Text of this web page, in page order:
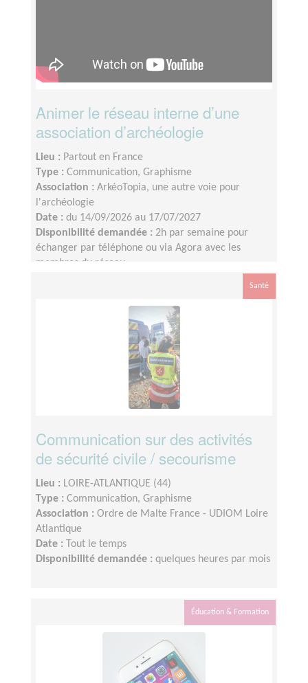
Animer le réseau interne d’une
association d’archéologie
Lieu : Partout en France
Type : Communication, Graphisme
Association : ArkéoTopia, une autre voie pour
l'archéologie
Date : du 14/09/2026 au 17/07/2027
Disponibilité demandée : 2h par semaine pour
échanger par téléphone ou via Agora avec les
membres du réseau
Santé
Communication sur des activités
de sécurité civile / secourisme
Lieu : LOIRE-ATLANTIQUE (44)
Type : Communication, Graphisme
Association : Ordre de Malte France - UDIOM Loire
Atlantique
Date :
Tout le temps
Disponibilité demandée : quelques heures par mois
Éducation & Formation